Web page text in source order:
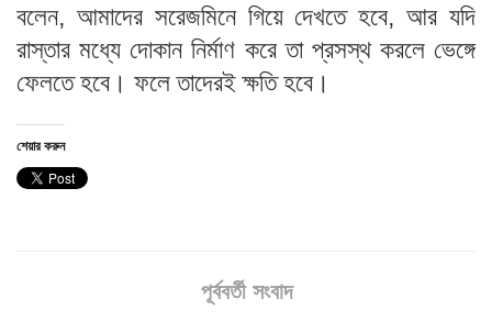
বলেন, আমাদের সরেজমিনে গিয়ে দেখতে হবে, আর যদি
রাস্তার মধ্যে দোকান নির্মাণ করে তা প্রসস্থ করলে ভেঙ্গে
ফেলতে হবে। ফলে তাদেরই ক্ষতি হবে।
শেয়ার করুন
পূর্ববর্তী সংবাদ